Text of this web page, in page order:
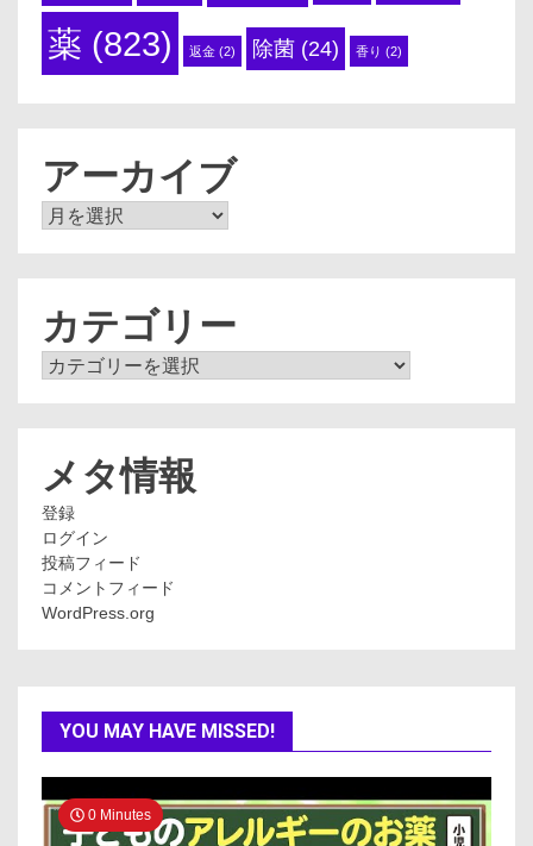
薬 (823) 返金 (2) 除菌 (24) 香り (2)
アーカイブ
ア
カテゴリー
カ
メタ情報
登録
ログイン
投稿フィード
コメントフィード
WordPress.org
YOU MAY HAVE MISSED!
0 Minutes